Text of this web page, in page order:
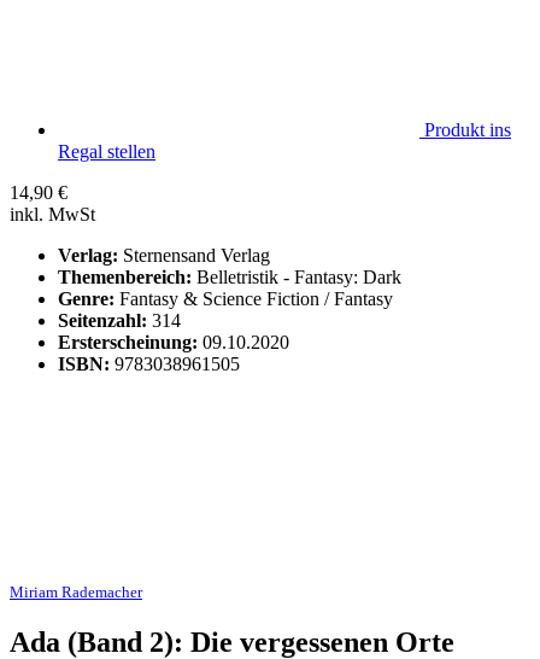
Produkt ins
Regal stellen
14,90 €
inkl. MwSt
Verlag: Sternensand Verlag
Themenbereich: Belletristik - Fantasy: Dark
Genre: Fantasy & Science Fiction / Fantasy
Seitenzahl: 314
Ersterscheinung: 09.10.2020
ISBN: 9783038961505
Miriam Rademacher
Ada (Band 2): Die vergessenen Orte